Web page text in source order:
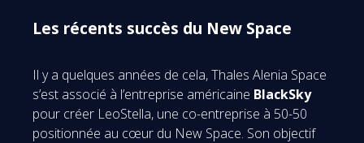
Les récents succès du New Space
Il y a quelques années de cela, Thales Alenia Space
s’est associé à l’entreprise américaine BlackSky
pour créer LeoStella, une co-entreprise à 50-50
positionnée au cœur du New Space. Son objectif